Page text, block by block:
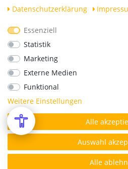
Daten­schutz­erklärung
Essenziell
Statistik
Marketing
Externe Medien
Funktional
Weitere Einstellungen
Alle
Auswahl
Alle
Geprüfte Sicherheit
*Alle Preise verstehen sich inkl.
© Copyright 2026 | Alle